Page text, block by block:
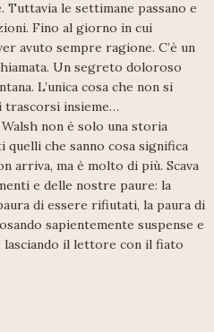
le settimane passano e
Fino al giorno in cui
avuto sempre ragione. C’è un
Un segreto doloroso
L’unica cosa che non si
insieme…
non è solo una storia
che sanno cosa significa
arriva, ma è molto di più. Scava
e delle nostre paure: la
di essere rifiutati, la paura di
sapientemente suspense e
lasciando il lettore con il fiato